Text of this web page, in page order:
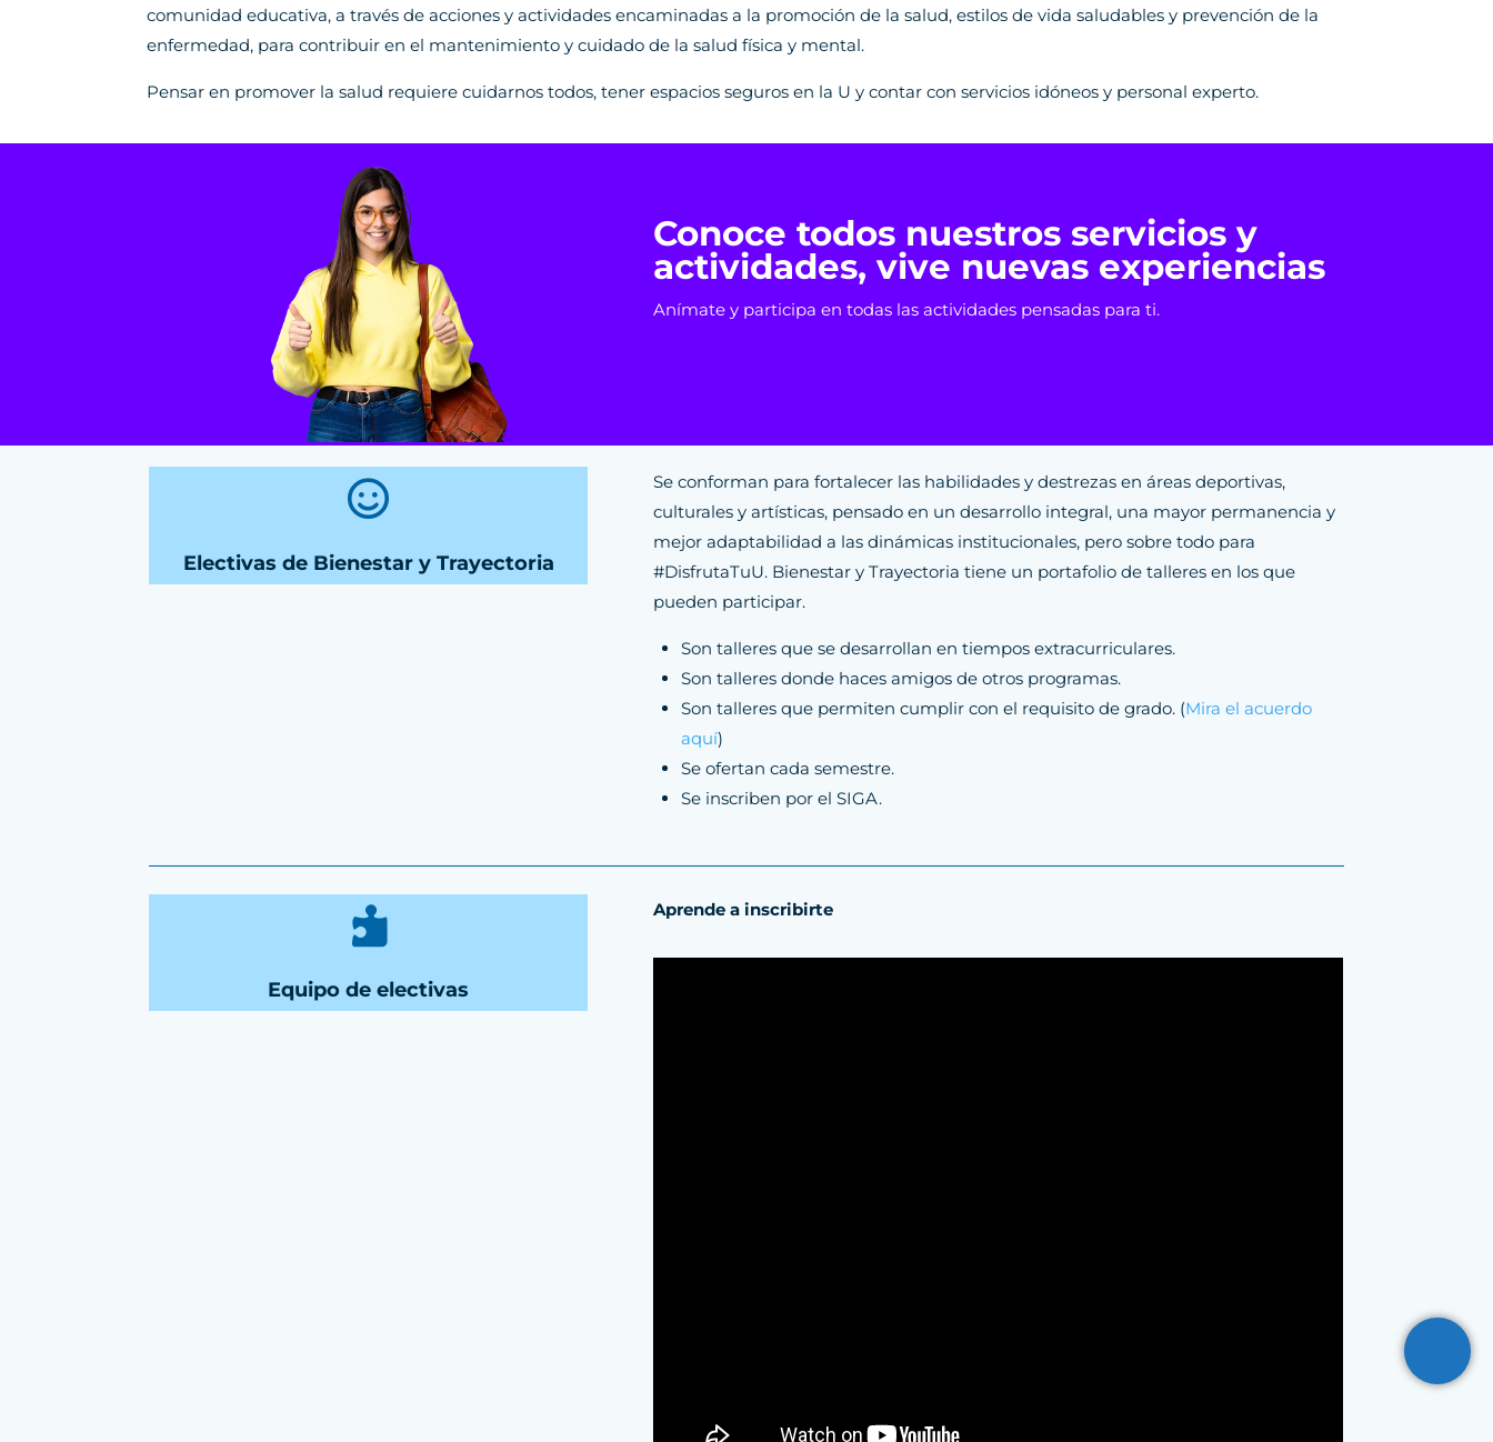
comunidad educativa, a través de acciones y actividades encaminadas a la promoción de la salud, estilos de vida saludables y prevención de la
enfermedad, para contribuir en el mantenimiento y cuidado de la salud física y mental.
Pensar en promover la salud requiere cuidarnos todos, tener espacios seguros en la U y contar con servicios idóneos y personal experto.
Conoce todos nuestros servicios y
actividades, vive nuevas experiencias
Anímate y participa en todas las actividades pensadas para ti.

Electivas de Bienestar y Trayectoria
Se conforman para fortalecer las habilidades y destrezas en áreas deportivas,
culturales y artísticas, pensado en un desarrollo integral, una mayor permanencia y
mejor adaptabilidad a las dinámicas institucionales, pero sobre todo para
#DisfrutaTuU. Bienestar y Trayectoria tiene un portafolio de talleres en los que
pueden participar.
Son talleres que se desarrollan en tiempos extracurriculares.
Son talleres donde haces amigos de otros programas.
Son talleres que permiten cumplir con el requisito de grado. (Mira el acuerdo
aquí)
Se ofertan cada semestre.
Se inscriben por el SIGA.

Equipo de electivas
Aprende a inscribirte